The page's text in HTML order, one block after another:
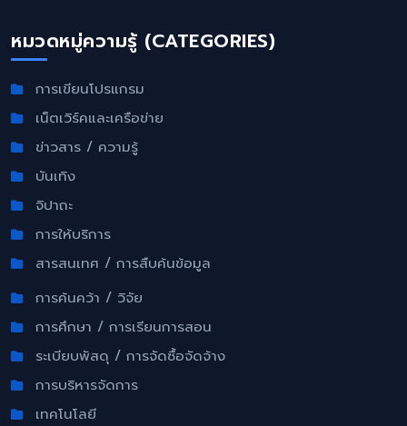
หมวดหมู่ความรู้ (CATEGORIES)
การเขียนโปรแกรม
เน็ตเวิร์คและเครือข่าย
ข่าวสาร / ความรู้
บันเทิง
จิปาถะ
การให้บริการ
สารสนเทศ / การสืบค้นข้อมูล
การค้นคว้า / วิจัย
การศึกษา / การเรียนการสอน
ระเบียบพัสดุ / การจัดซื้อจัดจ้าง
การบริหารจัดการ
เทคโนโลยี